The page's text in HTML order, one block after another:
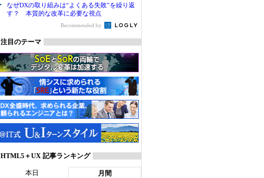
なぜDXの取り組みは“よくある失敗”を繰り返
す？ 本質的な改革に必要な視点
Recommended by
注目のテーマ
HTML5＋UX 記事ランキング
本日 月間